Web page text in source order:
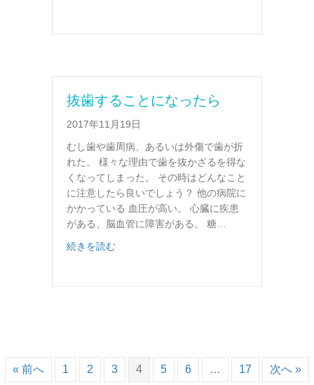
抜歯することになったら
2017年11月19日
むし歯や歯周病、あるいは外傷で歯が折
れた。 様々な理由で歯を抜かざるを得な
くなってしまった。 その時はどんなこと
に注意したら良いでしょう？ 他の病院に
かかっている 血圧が高い。 心臓に疾患
がある、脳血管に障害がある。 糖…
続きを読むabout 抜歯することになったら
« 前へ 1 2 3 4 5 6 … 17 次へ »